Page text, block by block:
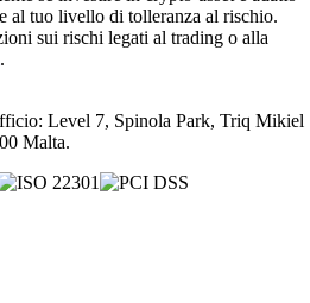
al tuo livello di tolleranza al rischio.
sui rischi legati al trading o alla
.
Level 7, Spinola Park, Triq Mikiel
Malta.